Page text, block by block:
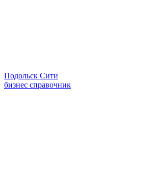
Подольск Сити
бизнес справочник